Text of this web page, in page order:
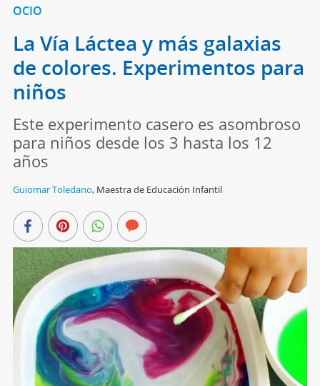
OCIO
La Vía Láctea y más galaxias
de colores. Experimentos para
niños
Este experimento casero es asombroso
para niños desde los 3 hasta los 12
años
Guiomar Toledano, Maestra de Educación Infantil